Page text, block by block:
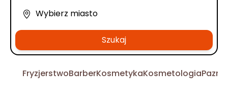
Szukaj
FryzjerstwoBarberKosmetykaKosmetologia